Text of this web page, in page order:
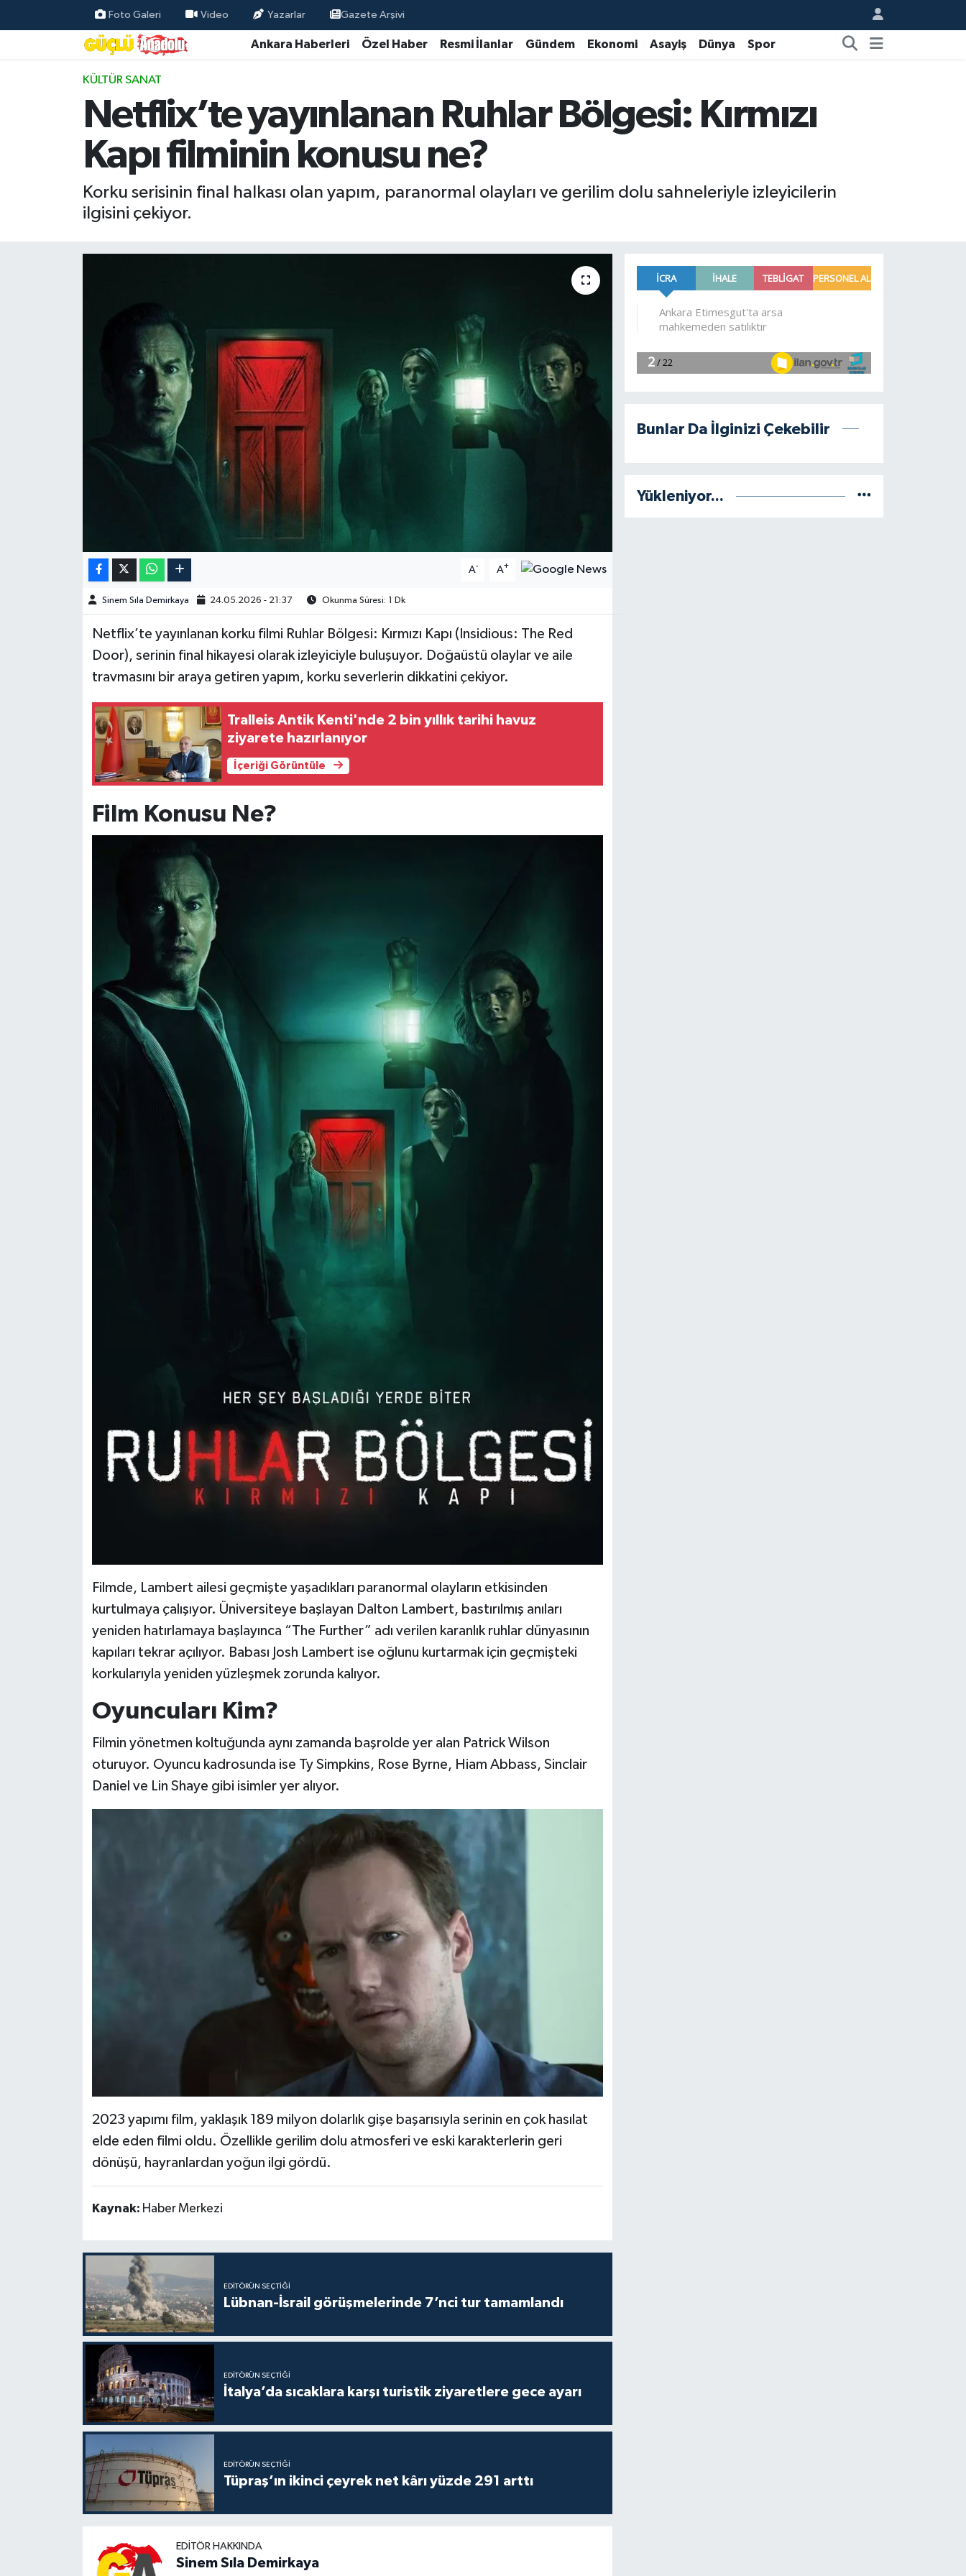
Foto Galeri Video Yazarlar Gazete Arşivi
Ankara Haberleri Özel Haber Resmi İlanlar Gündem Ekonomi Asayiş Dünya Spor
KÜLTÜR SANAT
Netflix’te yayınlanan Ruhlar Bölgesi: Kırmızı
Kapı filminin konusu ne?
Korku serisinin final halkası olan yapım, paranormal olayları ve gerilim dolu sahneleriyle izleyicilerin
ilgisini çekiyor.
A- A+
Sinem Sıla Demirkaya 24.05.2026 - 21:37 Okunma Süresi: 1 Dk
Netflix’te yayınlanan korku filmi Ruhlar Bölgesi: Kırmızı Kapı (Insidious: The Red
Door), serinin final hikayesi olarak izleyiciyle buluşuyor. Doğaüstü olaylar ve aile
travmasını bir araya getiren yapım, korku severlerin dikkatini çekiyor.
Tralleis Antik Kenti'nde 2 bin yıllık tarihi havuz
ziyarete hazırlanıyor
İçeriği Görüntüle
Film Konusu Ne?
Filmde, Lambert ailesi geçmişte yaşadıkları paranormal olayların etkisinden
kurtulmaya çalışıyor. Üniversiteye başlayan Dalton Lambert, bastırılmış anıları
yeniden hatırlamaya başlayınca “The Further” adı verilen karanlık ruhlar dünyasının
kapıları tekrar açılıyor. Babası Josh Lambert ise oğlunu kurtarmak için geçmişteki
korkularıyla yeniden yüzleşmek zorunda kalıyor.
Oyuncuları Kim?
Filmin yönetmen koltuğunda aynı zamanda başrolde yer alan Patrick Wilson
oturuyor. Oyuncu kadrosunda ise Ty Simpkins, Rose Byrne, Hiam Abbass, Sinclair
Daniel ve Lin Shaye gibi isimler yer alıyor.
2023 yapımı film, yaklaşık 189 milyon dolarlık gişe başarısıyla serinin en çok hasılat
elde eden filmi oldu. Özellikle gerilim dolu atmosferi ve eski karakterlerin geri
dönüşü, hayranlardan yoğun ilgi gördü.
Kaynak: Haber Merkezi
EDITÖRÜN SEÇTIĞI
Lübnan-İsrail görüşmelerinde 7’nci tur tamamlandı
EDITÖRÜN SEÇTIĞI
İtalya’da sıcaklara karşı turistik ziyaretlere gece ayarı
EDITÖRÜN SEÇTIĞI
Tüpraş’ın ikinci çeyrek net kârı yüzde 291 arttı
EDITÖR HAKKINDA
Sinem Sıla Demirkaya
Bunlar Da İlginizi Çekebilir
Yükleniyor...
Özel Haber
Resmi İlanlar
Gündem
Kim kimdir?
Kültür Sanat
Televizyon
Yaşam-Çevre